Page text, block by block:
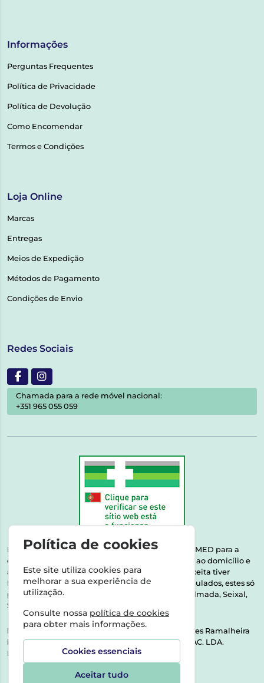
Informações
Perguntas Frequentes
Política de Privacidade
Política de Devolução
Como Encomendar
Termos e Condições
Loja Online
Marcas
Entregas
Meios de Expedição
Métodos de Pagamento
Condições de Envio
Redes Sociais
Chamada para a rede móvel nacional:
+351 965 055 059
Esta farmácia encontra-se autorizada pelo INFARMED para a
dispensa de medicamentos e produtos de saúde ao domicílio e
através da internet. Medicamentos | Se na sua receita tiver
MSRM, MNSRM, MSRMV ou Medicamentos Manipulados, estes só
podem ser entregues nos seguintes concelhos: Almada, Seixal,
Sesimbra, Oeiras e Lisboa.
Direção Técnica:
Dra. Raquel Alexandra Fernandes Ramalheira
NIPC:513064133 | ASPAS E NÚMEROS SOC. FARMAC. LDA.
Rua dos Castanheiros 5 AB Feijó2810-036 Almada
Política de cookies
Este site utiliza cookies para
melhorar a sua experiência de
utilização.
Consulte nossa política de cookies
para obter mais informações.
Cookies essenciais
Aceitar tudo